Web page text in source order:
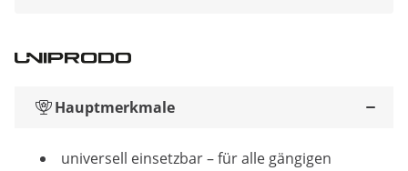
Hauptmerkmale
universell einsetzbar – für alle gängigen